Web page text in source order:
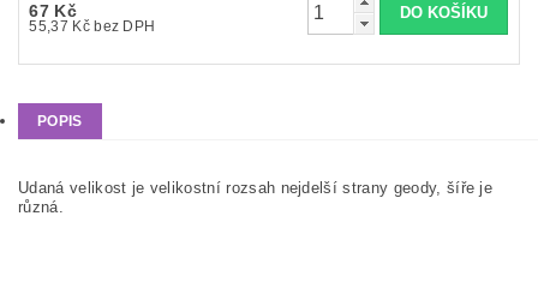
67 Kč
55,37 Kč bez DPH
POPIS
Udaná velikost je velikostní rozsah nejdelší strany geody, šíře je
různá.